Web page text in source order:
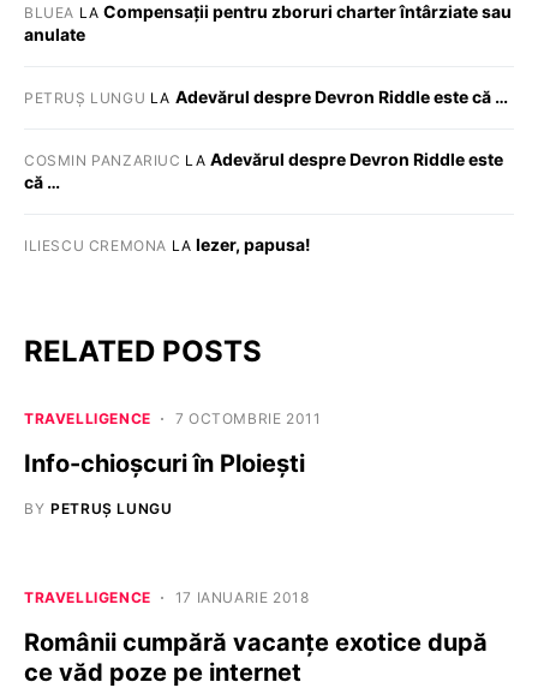
BLUEA LACompensații pentru zboruri charter întârziate sau
anulate
PETRUȘ LUNGU LA Adevărul despre Devron Riddle este că …
COSMIN PANZARIUC LA Adevărul despre Devron Riddle este
că …
ILIESCU CREMONA LA Iezer, papusa!
RELATED POSTS
TRAVELLIGENCE 7 OCTOMBRIE 2011
Info-chioșcuri în Ploiești
BY PETRUȘ LUNGU
TRAVELLIGENCE 17 IANUARIE 2018
Românii cumpără vacanţe exotice după
ce văd poze pe internet